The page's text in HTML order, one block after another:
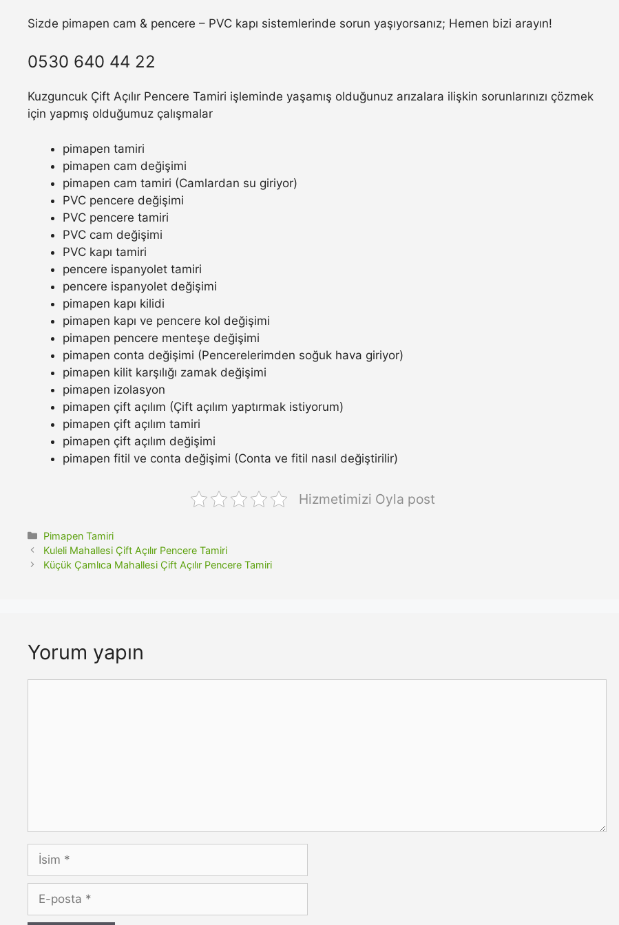
Sizde pimapen cam & pencere – PVC kapı sistemlerinde sorun yaşıyorsanız; Hemen bizi arayın!
0530 640 44 22
Kuzguncuk Çift Açılır Pencere Tamiri işleminde yaşamış olduğunuz arızalara ilişkin sorunlarınızı çözmek
için yapmış olduğumuz çalışmalar
pimapen tamiri
pimapen cam değişimi
pimapen cam tamiri (Camlardan su giriyor)
PVC pencere değişimi
PVC pencere tamiri
PVC cam değişimi
PVC kapı tamiri
pencere ispanyolet tamiri
pencere ispanyolet değişimi
pimapen kapı kilidi
pimapen kapı ve pencere kol değişimi
pimapen pencere menteşe değişimi
pimapen conta değişimi (Pencerelerimden soğuk hava giriyor)
pimapen kilit karşılığı zamak değişimi
pimapen izolasyon
pimapen çift açılım (Çift açılım yaptırmak istiyorum)
pimapen çift açılım tamiri
pimapen çift açılım değişimi
pimapen fitil ve conta değişimi (Conta ve fitil nasıl değiştirilir)
Hizmetimizi Oyla post
Kategoriler
Pimapen Tamiri
Kuleli Mahallesi Çift Açılır Pencere Tamiri
Küçük Çamlıca Mahallesi Çift Açılır Pencere Tamiri
Yorum yapın
İsim
posta